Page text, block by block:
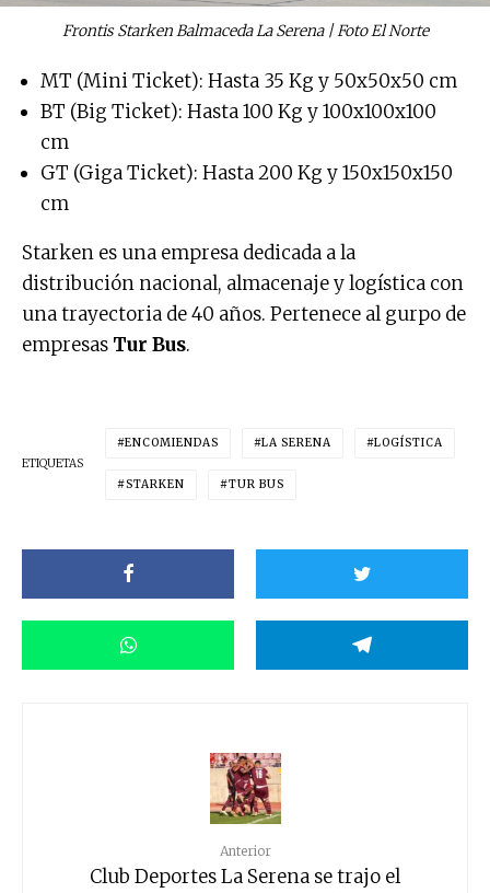
Frontis Starken Balmaceda La Serena | Foto El Norte
MT (Mini Ticket): Hasta 35 Kg y 50x50x50 cm
BT (Big Ticket): Hasta 100 Kg y 100x100x100
cm
GT (Giga Ticket): Hasta 200 Kg y 150x150x150
cm
Starken es una empresa dedicada a la
distribución nacional, almacenaje y logística con
una trayectoria de 40 años. Pertenece al gurpo de
empresas Tur Bus.
ETIQUETAS
ENCOMIENDAS LA SERENA LOGÍSTICA
STARKEN TUR BUS
Anterior
Club Deportes La Serena se trajo el